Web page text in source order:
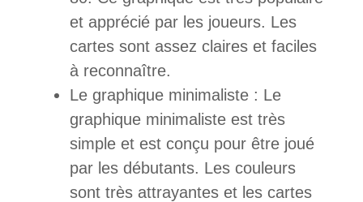
et apprécié par les joueurs. Les
cartes sont assez claires et faciles
à reconnaître.
Le graphique minimaliste : Le
graphique minimaliste est très
simple et est conçu pour être joué
par les débutants. Les couleurs
sont très attrayantes et les cartes